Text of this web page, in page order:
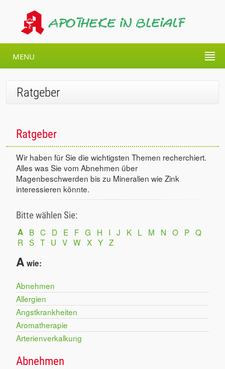
MENU
Ratgeber
Ratgeber
Wir haben für Sie die wichtigsten Themen recherchiert.
Alles was Sie vom Abnehmen über
Magenbeschwerden bis zu Mineralien wie Zink
interessieren könnte.
Bitte wählen Sie:
A B C D E F G H I J K L M N O P Q
R S T U V W X Y Z
A wie:
Abnehmen
Allergien
Angstkrankheiten
Aromatherapie
Arterienverkalkung
Abnehmen